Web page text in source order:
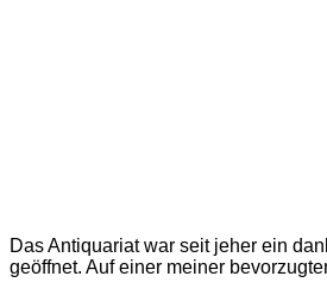
Das Antiquariat war seit jeher ein
geöffnet. Auf einer meiner